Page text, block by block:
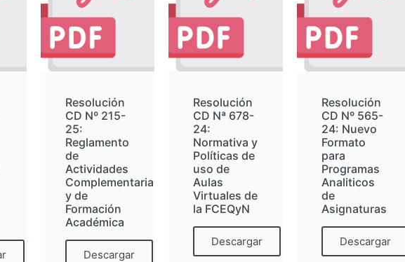
Resolución
CD Nº 215-
25:
Reglamento
de
Actividades
Complementarias
y de
Formación
Académica
Descargar
Resolución
CD Nª 678-
24:
Normativa y
Políticas de
uso de
Aulas
Virtuales de
la FCEQyN
Descargar
Resolución
CD Nº 565-
24: Nuevo
Formato
para
Programas
Analiticos
de
Asignaturas
Descargar